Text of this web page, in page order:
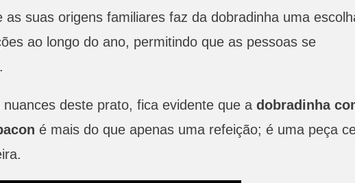
suas origens familiares faz da dobradinha uma
ao longo do ano, permitindo que as pessoas se
deste prato, fica evidente que a dobradinha
é mais do que apenas uma refeição; é uma peça